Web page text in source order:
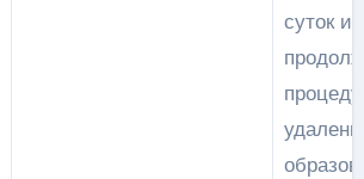
суток и